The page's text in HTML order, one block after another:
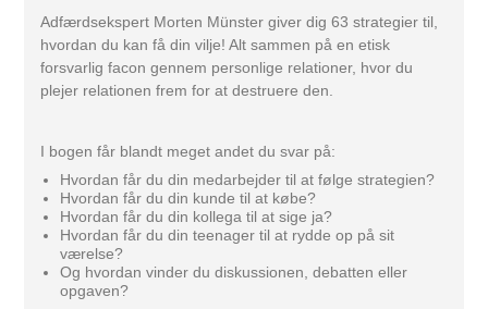
Adfærdsekspert Morten Münster giver dig 63 strategier til,
hvordan du kan få din vilje! Alt sammen på en etisk
forsvarlig facon gennem personlige relationer, hvor du
plejer relationen frem for at destruere den.
I bogen får blandt meget andet du svar på:
Hvordan får du din medarbejder til at følge strategien?
Hvordan får du din kunde til at købe?
Hvordan får du din kollega til at sige ja?
Hvordan får du din teenager til at rydde op på sit
værelse?
Og hvordan vinder du diskussionen, debatten eller
opgaven?